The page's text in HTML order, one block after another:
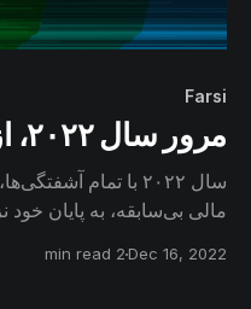
Farsi
مرور سال ۲۰۲۲، از دیدگاه آنچین
سال ۲۰۲۲ با تمام
مالی بی‌سابقه، به پایان
استیبل‌کوین‌ها را مورد
Dec 16, 2022
2 min read